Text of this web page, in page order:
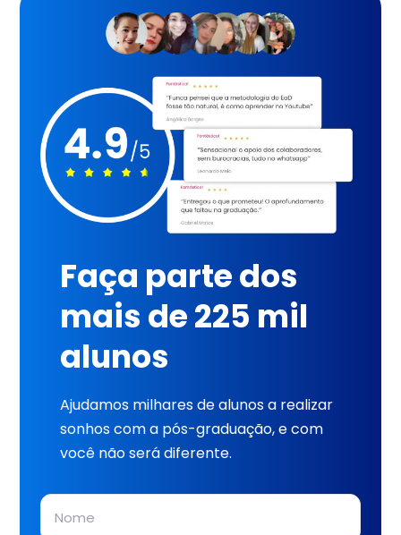
Faça parte dos
mais de 225 mil
alunos
Ajudamos milhares de alunos a realizar
sonhos com a pós-graduação, e com
você não será diferente.